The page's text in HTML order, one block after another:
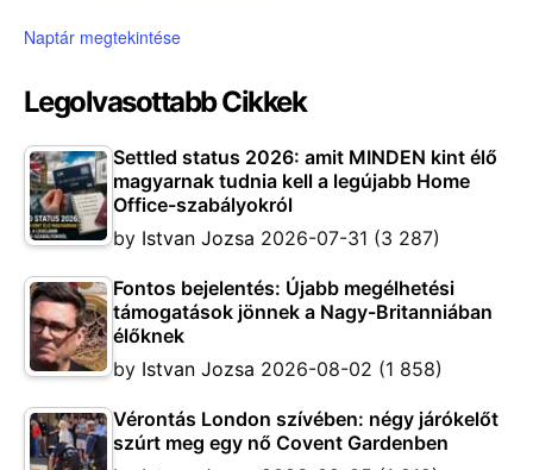
Naptár megtekintése
Legolvasottabb Cikkek
Settled status 2026: amit MINDEN kint élő
magyarnak tudnia kell a legújabb Home
Office-szabályokról
by Istvan Jozsa 2026-07-31 (3 287)
Fontos bejelentés: Újabb megélhetési
támogatások jönnek a Nagy-Britanniában
élőknek
by Istvan Jozsa 2026-08-02 (1 858)
Vérontás London szívében: négy járókelőt
szúrt meg egy nő Covent Gardenben